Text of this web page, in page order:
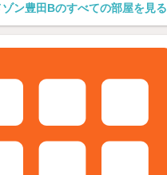
ゾン豊田Bのすべての部屋を見る